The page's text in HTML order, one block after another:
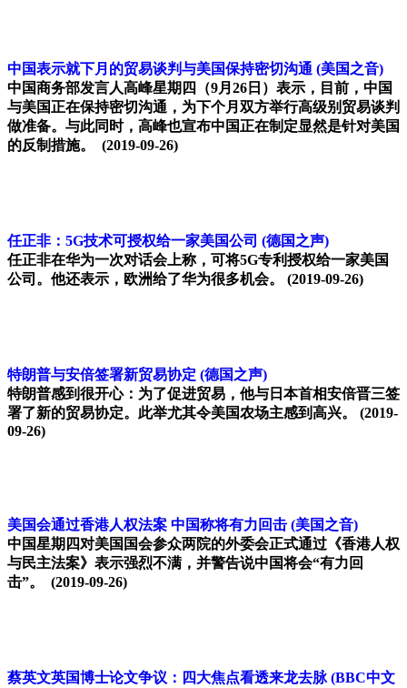
中国表示就下月的贸易谈判与美国保持密切沟通 (美国之音)
中国商务部发言人高峰星期四（9月26日）表示，目前，中国
与美国正在保持密切沟通，为下个月双方举行高级别贸易谈判
做准备。与此同时，高峰也宣布中国正在制定显然是针对美国
的反制措施。 (2019-09-26)
任正非：5G技术可授权给一家美国公司 (德国之声)
任正非在华为一次对话会上称，可将5G专利授权给一家美国
公司。他还表示，欧洲给了华为很多机会。
(2019-09-26)
特朗普与安倍签署新贸易协定 (德国之声)
特朗普感到很开心：为了促进贸易，他与日本首相安倍晋三签
署了新的贸易协定。此举尤其令美国农场主感到高兴。
(2019-
09-26)
美国会通过香港人权法案 中国称将有力回击 (美国之音)
中国星期四对美国国会参众两院的外委会正式通过《香港人权
与民主法案》表示强烈不满，并警告说中国将会“有力回
击”。
(2019-09-26)
蔡英文英国博士论文争议：四大焦点看透来龙去脉 (BBC中文